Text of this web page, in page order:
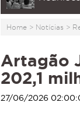
Home > Notícias >
Artagão
202,1
27/06/2026